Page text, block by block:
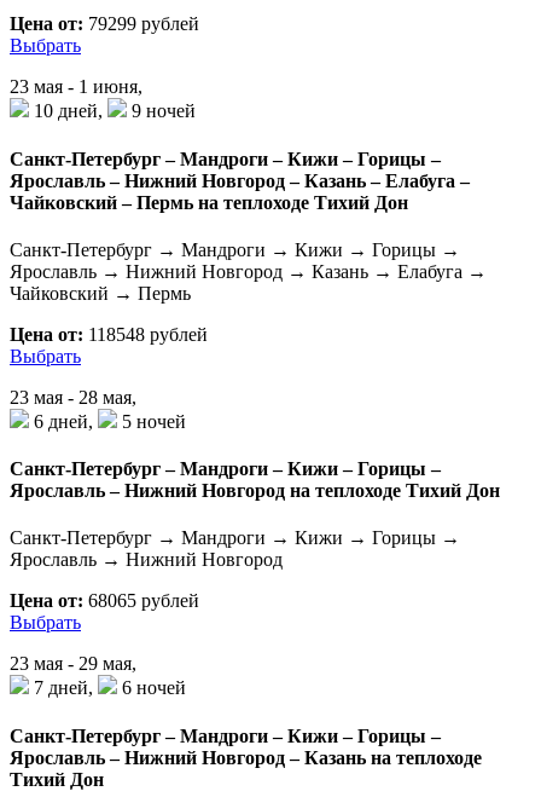
Цена от: 79299 рублей
Выбрать
23 мая - 1 июня,
10 дней,
9 ночей
Санкт-Петербург – Мандроги – Кижи – Горицы –
Ярославль – Нижний Новгород – Казань – Елабуга –
Чайковский – Пермь на теплоходе Тихий Дон
Санкт-Петербург → Мандроги → Кижи → Горицы →
Ярославль → Нижний Новгород → Казань → Елабуга →
Чайковский → Пермь
Цена от: 118548 рублей
Выбрать
23 мая - 28 мая,
6 дней,
5 ночей
Санкт-Петербург – Мандроги – Кижи – Горицы –
Ярославль – Нижний Новгород на теплоходе Тихий Дон
Санкт-Петербург → Мандроги → Кижи → Горицы →
Ярославль → Нижний Новгород
Цена от: 68065 рублей
Выбрать
23 мая - 29 мая,
7 дней,
6 ночей
Санкт-Петербург – Мандроги – Кижи – Горицы –
Ярославль – Нижний Новгород – Казань на теплоходе
Тихий Дон